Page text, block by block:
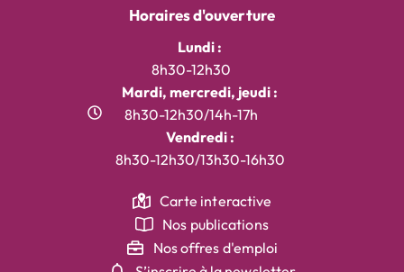
Horaires d'ouverture
Lundi :
8h30-12h30
Mardi, mercredi, jeudi :
8h30-12h30/14h-17h
Vendredi :
8h30-12h30/13h30-16h30
Carte interactive
Nos publications
Nos offres d'emploi